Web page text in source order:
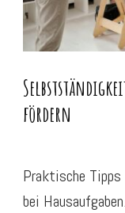
fördern
Praktische
bei